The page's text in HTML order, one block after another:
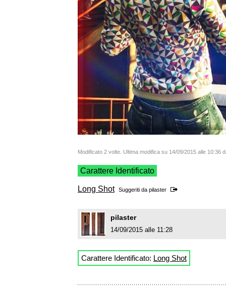
Modificato 2 volte. Ultima modifica su 14/09/2015 alle 10:36
Carattere Identificato
Long Shot Suggeriti da pilaster
pilaster
14/09/2015 alle 11:28
Carattere Identificato: Long Shot